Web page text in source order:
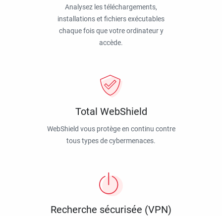
Analysez les téléchargements,
installations et fichiers exécutables
chaque fois que votre ordinateur y
accède.
Total WebShield
WebShield vous protège en continu contre
tous types de cybermenaces.
Recherche sécurisée (VPN)